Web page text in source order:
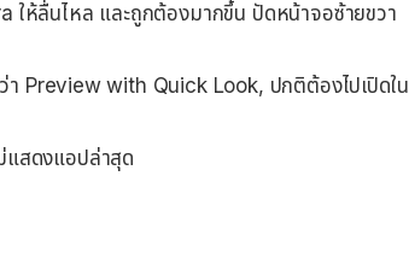
ให้ลื่นไหล และถูกต้องมากขึ้น ปัดหน้าจอซ้ายขวา
า Preview with Quick Look, ปกติต้องไปเปิดใน
สดงแอปล่าสุด